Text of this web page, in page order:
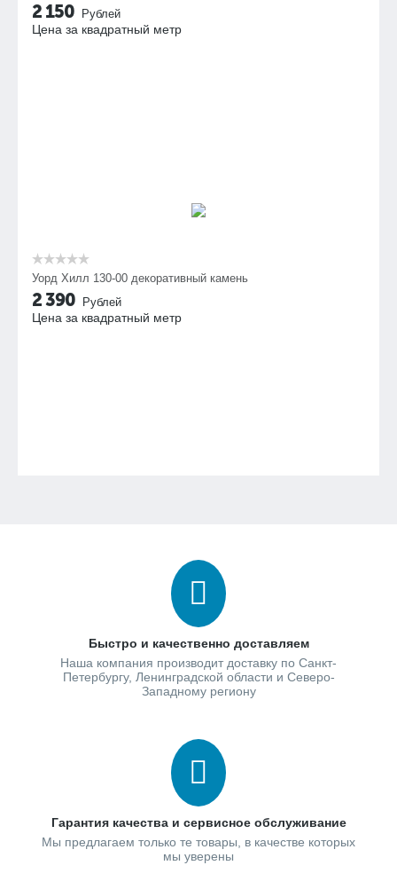
2 150 Рублей
Цена за квадратный метр
Уорд Хилл 130-00 декоративный камень
2 390 Рублей
Цена за квадратный метр
Быстро и качественно доставляем
Наша компания производит доставку по Санкт-
Петербургу, Ленинградской области и Северо-
Западному региону
Гарантия качества и сервисное обслуживание
Мы предлагаем только те товары, в качестве которых
мы уверены